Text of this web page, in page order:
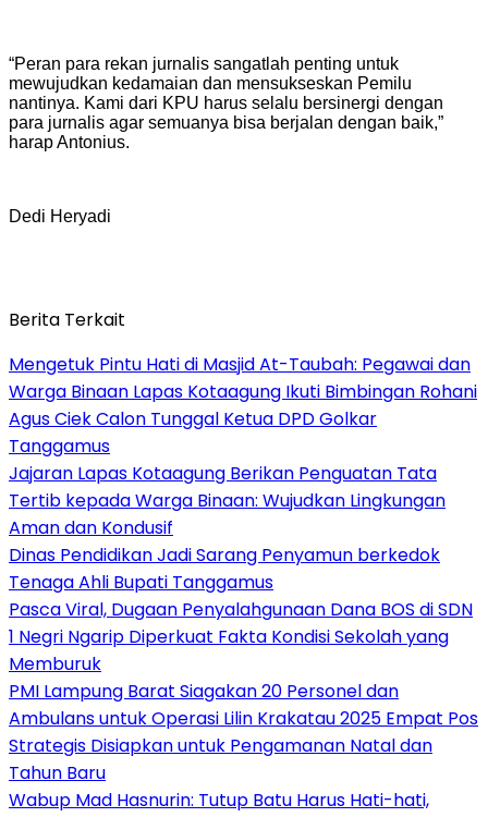
“Peran para rekan jurnalis sangatlah penting untuk
mewujudkan kedamaian dan mensukseskan Pemilu
nantinya. Kami dari KPU harus selalu bersinergi dengan
para jurnalis agar semuanya bisa berjalan dengan baik,”
harap Antonius.
Dedi Heryadi
Berita Terkait
Mengetuk Pintu Hati di Masjid At-Taubah: Pegawai dan
Warga Binaan Lapas Kotaagung Ikuti Bimbingan Rohani
Agus Ciek Calon Tunggal Ketua DPD Golkar
Tanggamus
Jajaran Lapas Kotaagung Berikan Penguatan Tata
Tertib kepada Warga Binaan: Wujudkan Lingkungan
Aman dan Kondusif
Dinas Pendidikan Jadi Sarang Penyamun berkedok
Tenaga Ahli Bupati Tanggamus
Pasca Viral, Dugaan Penyalahgunaan Dana BOS di SDN
1 Negri Ngarip Diperkuat Fakta Kondisi Sekolah yang
Memburuk
PMI Lampung Barat Siagakan 20 Personel dan
Ambulans untuk Operasi Lilin Krakatau 2025 Empat Pos
Strategis Disiapkan untuk Pengamanan Natal dan
Tahun Baru
Wabup Mad Hasnurin: Tutup Batu Harus Hati-hati,